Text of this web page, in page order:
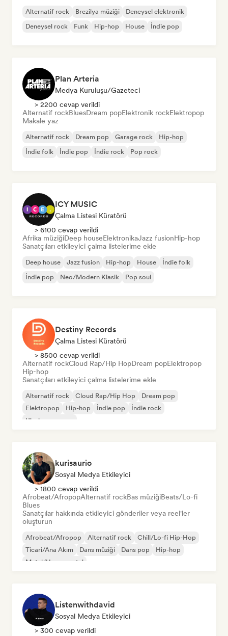
Alternatif rock Brezilya müziği
Deneysel elektronik
Deneysel rock
Funk Hip-hop House İndie pop
Plan Arteria
Medya Kuruluşu/Gazeteci
> 2200 cevap verildi
Alternatif rockBluesDream popElektronik rockElektropop
Makale yaz
Alternatif rock Dream pop Garage rock
Hip-hop
İndie folk
İndie pop İndie rock Pop rock
ICY MUSIC
Çalma Listesi Küratörü
> 6100 cevap verildi
Afrika müziğiDeep houseElektronikaJazz fusionHip-hop
Sanatçıları etkileyici çalma listelerime ekle
Deep house Jazz fusion Hip-hop House
İndie folk
İndie pop
Neo/Modern Klasik Pop soul
Destiny Records
Çalma Listesi Küratörü
> 8500 cevap verildi
Alternatif rockCloud Rap/Hip HopDream popElektropop
Hip-hop
Sanatçıları etkileyici çalma listelerime ekle
Alternatif rock Cloud Rap/Hip Hop
Dream pop
Elektropop
Hip-hop İndie pop
İndie rock
Uluslararası pop
kurisaurio
Sosyal Medya Etkileyici
> 1800 cevap verildi
Afrobeat/AfropopAlternatif rockBas müziğiBeats/Lo-fi
Blues
Sanatçılar hakkında etkileyici gönderiler veya reel'ler
oluşturun
Afrobeat/Afropop Alternatif rock
Chill/Lo-fi Hip-Hop
Ticari/Ana Akım
Dans müziği Dans pop
Hip-hop
Metal/Heavy metal
Listenwithdavid
Sosyal Medya Etkileyici
> 300 cevap verildi